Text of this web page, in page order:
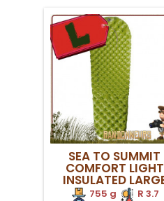
léger. Isolation
pour éviter de perdre de
chaleur corporelle vers
sol. Pompe Airstream
fournie pour assurer un
gonflage...
SEA TO SUMMIT
COMFORT LIGHT
INSULATED
755 g
R 3.7